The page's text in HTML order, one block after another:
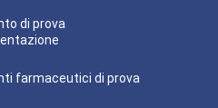
di prova
farmaceutici di prova